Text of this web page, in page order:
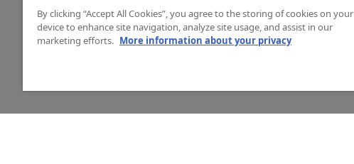
By clicking “Accept All Cookies”, you agree to the storing of cookies on your
device to enhance site navigation, analyze site usage, and assist in our
marketing efforts. More information about your privacy